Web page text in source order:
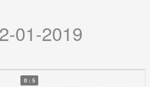
01-2019
0 : 5